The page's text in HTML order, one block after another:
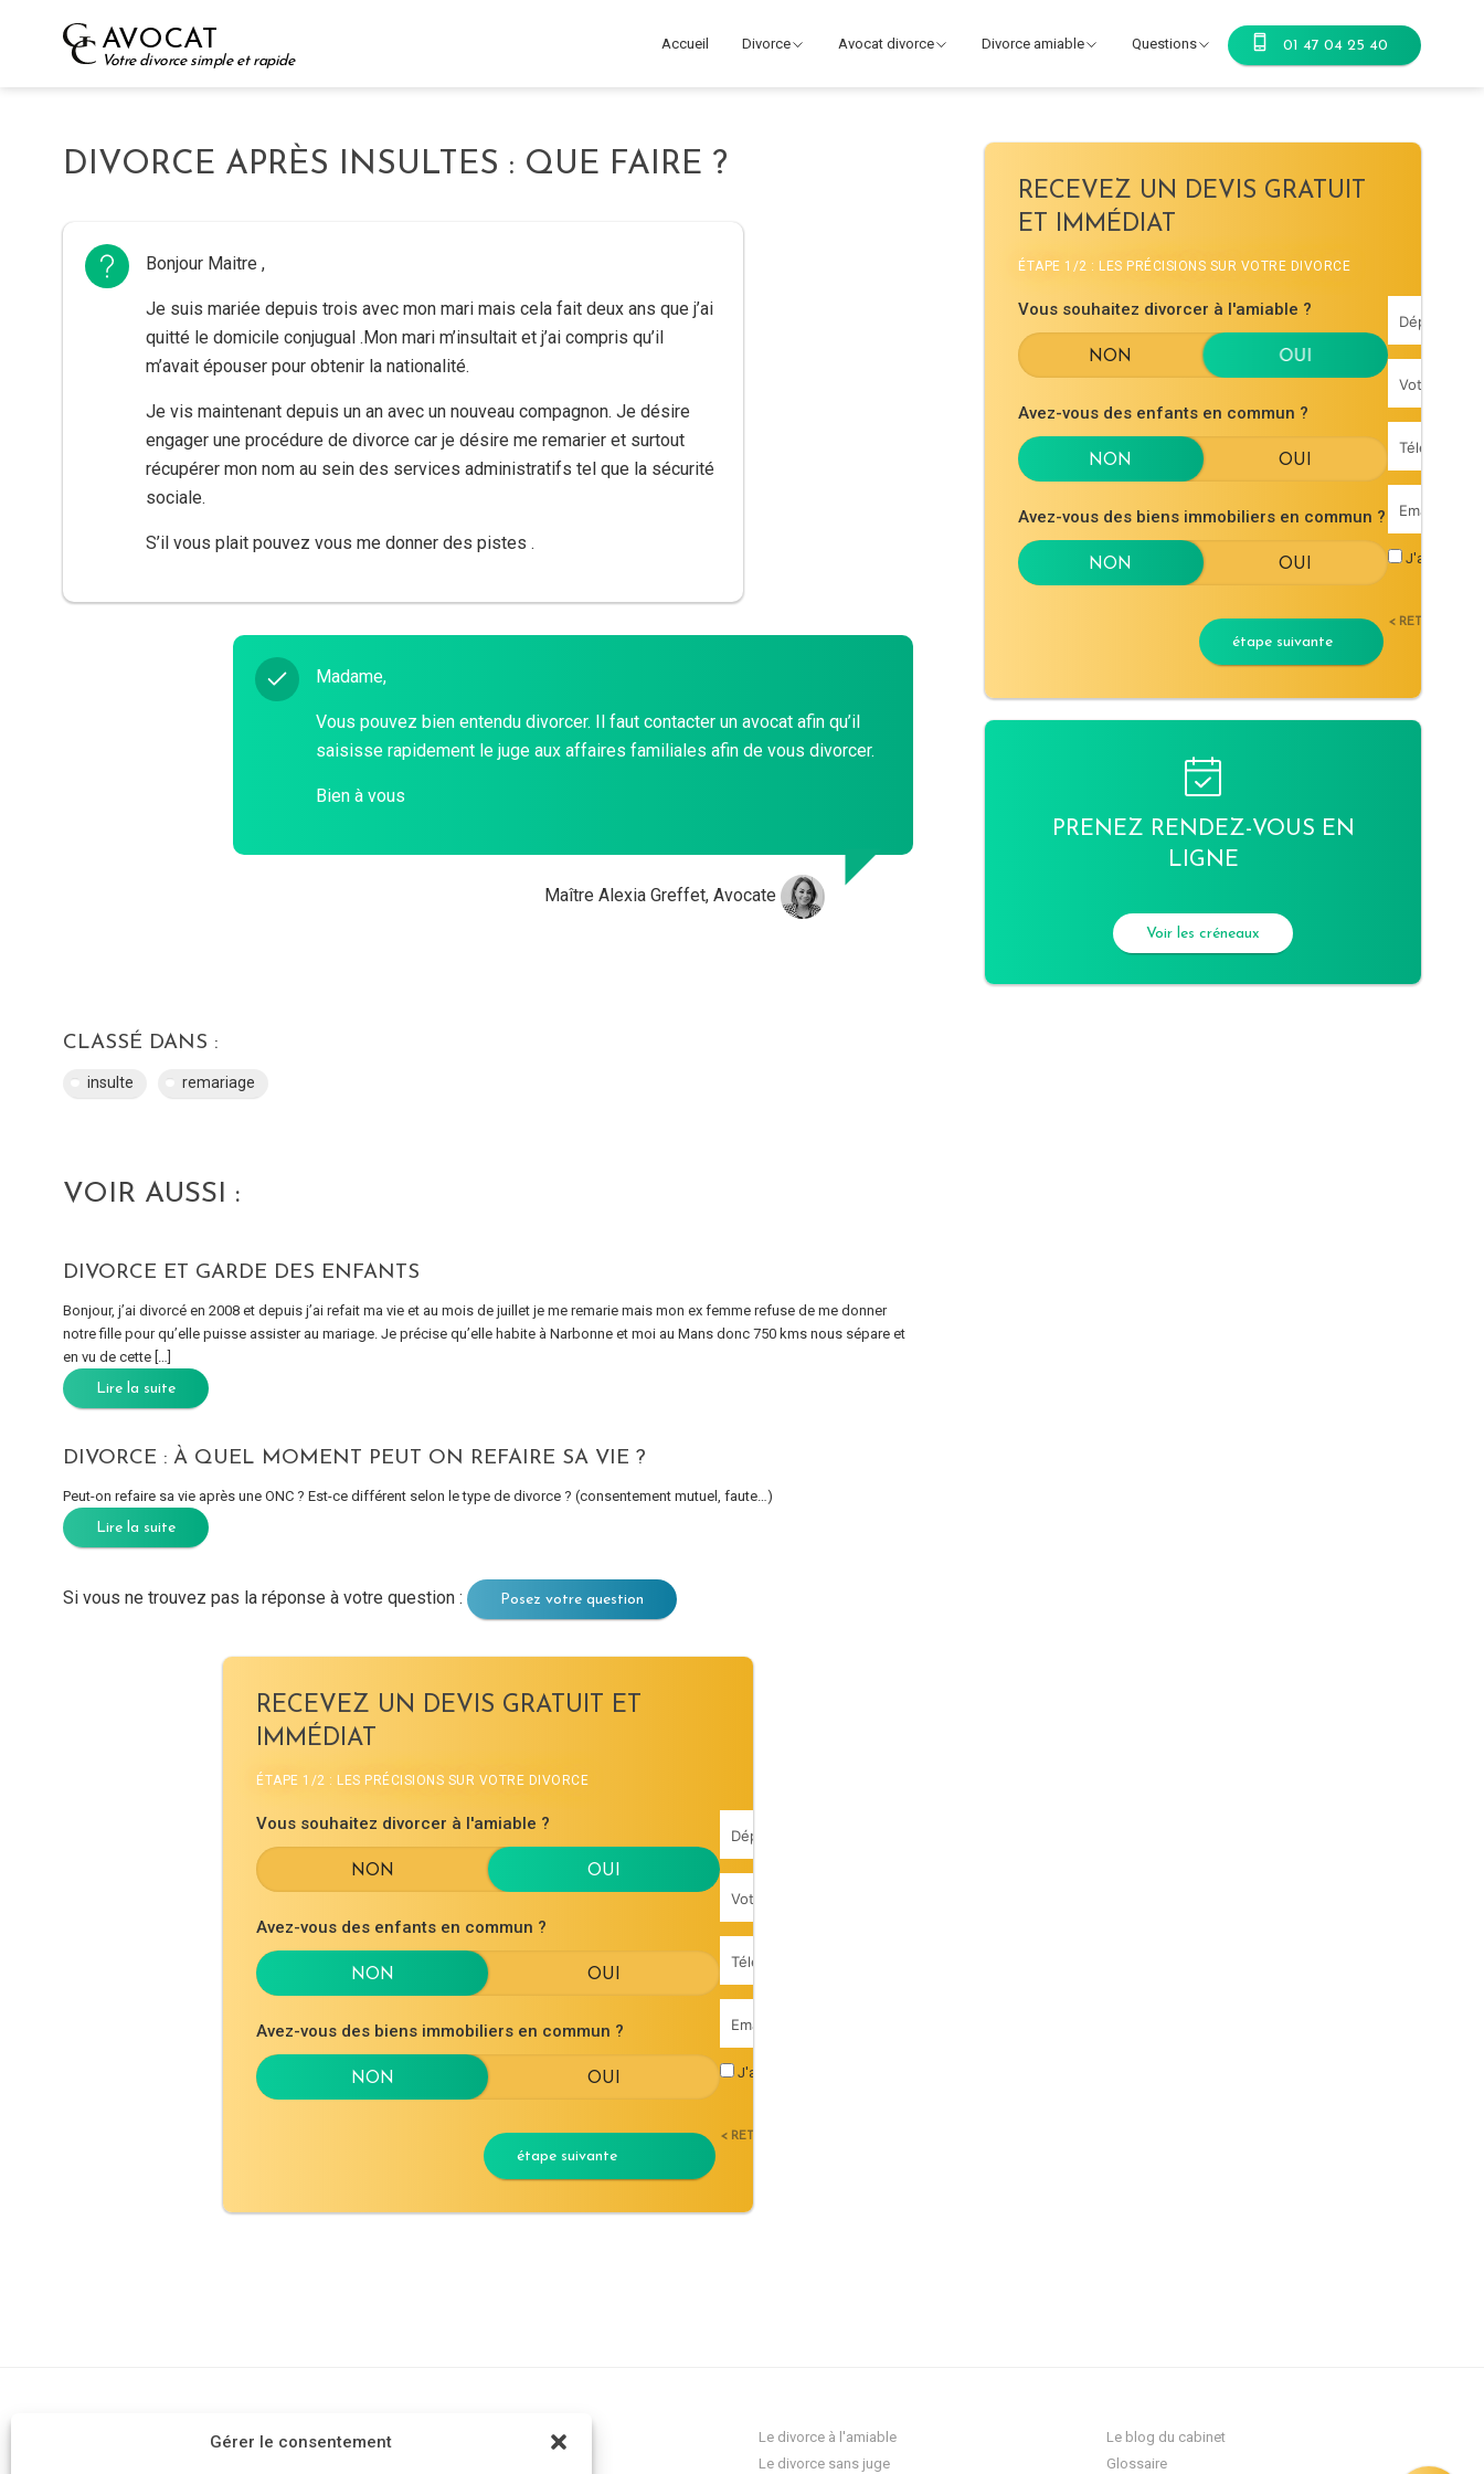
Gérer le consentement
AVOCAT
Votre divorce simple et rapide
Accueil Divorce Avocat divorce Divorce amiable Questions 01 47 04 25 40
DIVORCE APRÈS INSULTES : QUE FAIRE ?
Bonjour Maitre ,
Je suis mariée depuis trois avec mon mari mais cela fait deux ans que j’ai
quitté le domicile conjugual .Mon mari m’insultait et j’ai compris qu’il
m’avait épouser pour obtenir la nationalité.
Je vis maintenant depuis un an avec un nouveau compagnon. Je désire
engager une procédure de divorce car je désire me remarier et surtout
récupérer mon nom au sein des services administratifs tel que la sécurité
sociale.
S’il vous plait pouvez vous me donner des pistes .
Madame,
Vous pouvez bien entendu divorcer. Il faut contacter un avocat afin qu’il
saisisse rapidement le juge aux affaires familiales afin de vous divorcer.
Bien à vous
Maître Alexia Greffet, Avocate
CLASSÉ DANS :
insulte remariage
VOIR AUSSI :
DIVORCE ET GARDE DES ENFANTS
Bonjour, j’ai divorcé en 2008 et depuis j’ai refait ma vie et au mois de juillet je me remarie mais mon ex femme refuse de me donner
notre fille pour qu’elle puisse assister au mariage. Je précise qu’elle habite à Narbonne et moi au Mans donc 750 kms nous sépare et
en vu de cette […]
Lire la suite
DIVORCE : À QUEL MOMENT PEUT ON REFAIRE SA VIE ?
Peut-on refaire sa vie après une ONC ? Est-ce différent selon le type de divorce ? (consentement mutuel, faute…)
Lire la suite
Si vous ne trouvez pas la réponse à votre question : Posez votre question
RECEVEZ UN DEVIS GRATUIT ET
IMMÉDIAT
ÉTAPE 1/2 : LES PRÉCISIONS SUR VOTRE DIVORCE
Vous souhaitez divorcer à l'amiable ?
Avez-vous des enfants en commun ?
Avez-vous des biens immobiliers en commun ?
étape suivante
J'accepte les
< RETOUR
RECEVEZ UN DEVIS GRATUIT
ET IMMÉDIAT
ÉTAPE 1/2 : LES PRÉCISIONS SUR VOTRE DIVORCE
Vous souhaitez divorcer à l'amiable ?
Avez-vous des enfants en commun ?
Avez-vous des biens immobiliers en commun ?
étape suivante
J'accepte
< RETOUR
PRENEZ RENDEZ-VOUS EN
LIGNE
Voir les créneaux
AVOCAT
Cabinet d'avocat Divorce
Le divorce à l'amiable
Le divorce sans juge
Le blog du cabinet
Glossaire